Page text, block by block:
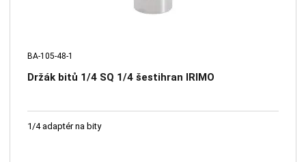
BA-105-48-1
Držák bitů 1/4 SQ 1/4 šestihran IRIMO
1/4 adaptér na bity